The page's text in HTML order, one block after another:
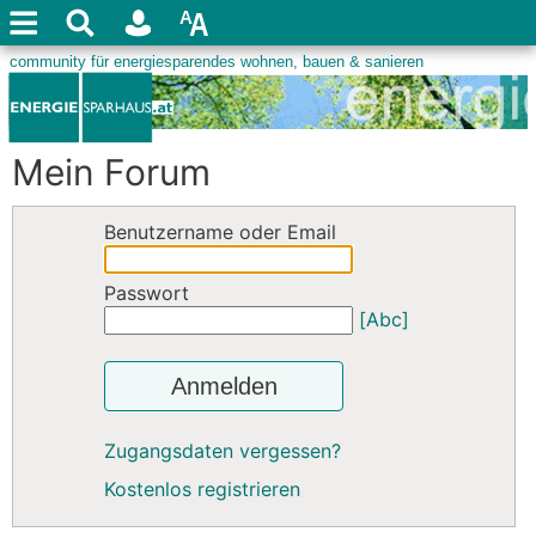
Mein Forum
Benutzername oder Email
Passwort
[Abc]
Anmelden
Zugangsdaten vergessen?
Kostenlos registrieren